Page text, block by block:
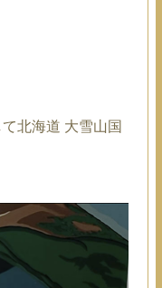
北海道 ⼤雪⼭国